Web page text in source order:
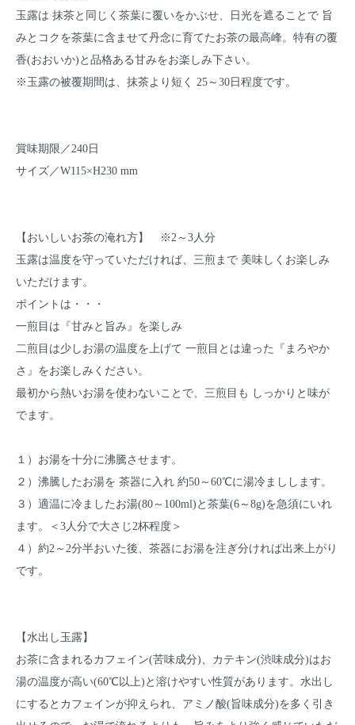
玉露は 抹茶と同じく茶葉に覆いをかぶせ、日光を遮ることで 旨
みとコクを茶葉に含ませて丹念に育てたお茶の最高峰。特有の覆
香(おおいか)と品格ある甘みをお楽しみ下さい。
※玉露の被覆期間は、抹茶より短く 25～30日程度です。
賞味期限／240日
サイズ／W115×H230 mm
【おいしいお茶の淹れ方】 ※2～3人分
玉露は温度を守っていただければ、三煎まで 美味しくお楽しみ
いただけます。
ポイントは・・・
一煎目は『甘みと旨み』を楽しみ
二煎目は少しお湯の温度を上げて 一煎目とは違った『まろやか
さ』をお楽しみください。
最初から熱いお湯を使わないことで、三煎目も しっかりと味が
でます。
１）お湯を十分に沸騰させます。
２）沸騰したお湯を 茶器に入れ 約50～60℃に湯冷ましします。
３）適温に冷ましたお湯(80～100ml)と茶葉(6～8g)を急須にいれ
ます。＜3人分で大さじ2杯程度＞
４）約2～2分半おいた後、茶器にお湯を注ぎ分ければ出来上がり
です。
【水出し玉露】
お茶に含まれるカフェイン(苦味成分)、カテキン(渋味成分)はお
湯の温度が高い(60℃以上)と溶けやすい性質があります。水出し
にするとカフェインが抑えられ、アミノ酸(旨味成分)を多く引き